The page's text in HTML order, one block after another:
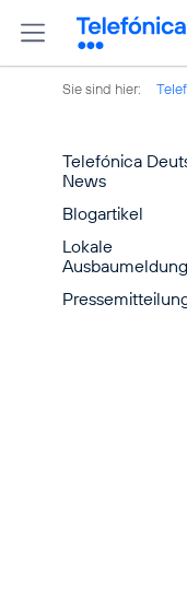
Sie sind hier:
Telefónica
News
Blogartikel
Lokale